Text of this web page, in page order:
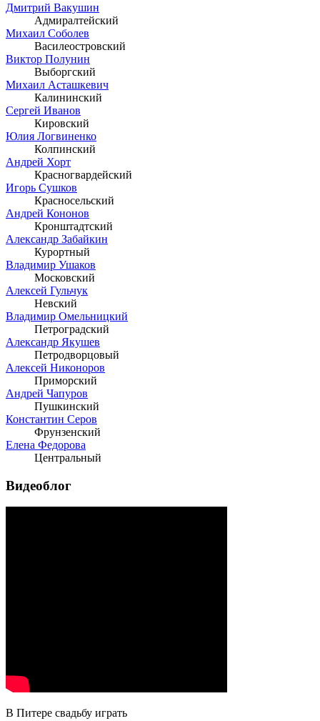
Дмитрий Вакушин
Адмиралтейский
Михаил Соболев
Василеостровский
Виктор Полунин
Выборгский
Михаил Асташкевич
Калининский
Сергей Иванов
Кировский
Юлия Логвиненко
Колпинский
Андрей Хорт
Красногвардейский
Игорь Сушков
Красносельский
Андрей Кононов
Кронштадтский
Александр Забайкин
Курортный
Владимир Ушаков
Московский
Алексей Гульчук
Невский
Владимир Омельницкий
Петроградский
Александр Якушев
Петродворцовый
Алексей Никоноров
Приморский
Андрей Чапуров
Пушкинский
Константин Серов
Фрунзенский
Елена Федорова
Центральный
Видеоблог
В Питере свадьбу играть